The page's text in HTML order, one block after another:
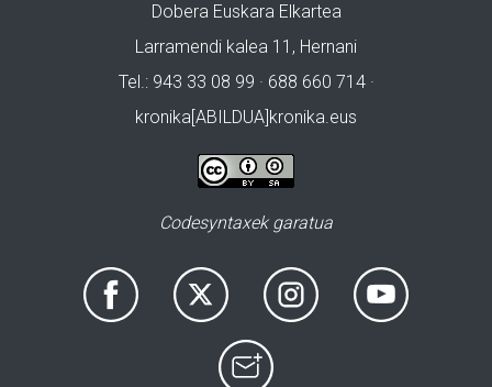
Dobera Euskara Elkartea
Larramendi kalea 11, Hernani
Tel.: 943 33 08 99 · 688 660 714 ·
kronika[ABILDUA]kronika.eus
Codesyntaxek garatua